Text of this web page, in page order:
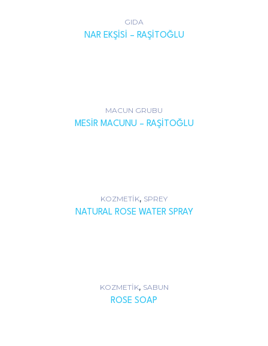
GIDA
NAR EKŞISI – RAŞITOĞLU
MACUN GRUBU
MESIR MACUNU – RAŞITOĞLU
KOZMETIK, SPREY
NATURAL ROSE WATER SPRAY
KOZMETIK, SABUN
ROSE SOAP